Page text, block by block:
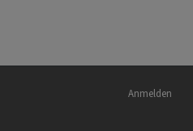
Benutzermenü
Anmelden